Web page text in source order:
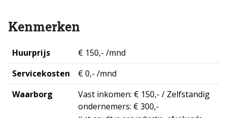
Kenmerken
Huurprijs
€ 150,- /mnd
Servicekosten
€ 0,- /mnd
Waarborg
Vast inkomen: € 150,- / Zelfstandig
ondernemers: € 300,-